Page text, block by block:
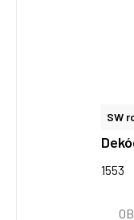
SW
1553